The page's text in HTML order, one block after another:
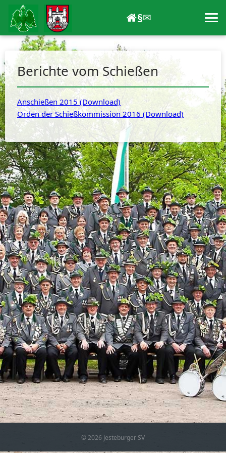
§✉
Berichte vom Schießen
Anschießen 2015 (Download)
Orden der Schießkommission 2016 (Download)
© 2026 Jesteburger SV